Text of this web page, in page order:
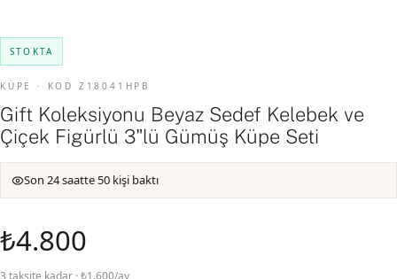
STOKTA
KÜPE · KOD Z18041HPB
Gift Koleksiyonu Beyaz Sedef Kelebek ve
Çiçek Figürlü 3"lü Gümüş Küpe Seti
Son 24 saatte 50 kişi baktı
₺4.800
3 taksite kadar · ₺1.600/ay